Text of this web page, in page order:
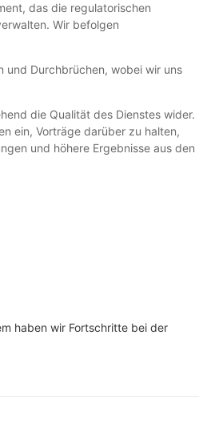
das die regulatorischen
Wir befolgen
und Durchbrüchen, wobei wir uns
die Qualität des Dienstes wider.
ein, Vorträge darüber zu halten,
und höhere Ergebnisse aus den
haben wir Fortschritte bei der